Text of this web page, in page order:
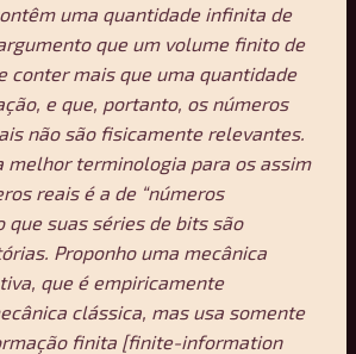
uma quantidade infinita de
que um volume finito de
conter mais que uma quantidade
e que, portanto, os números
não são fisicamente relevantes.
melhor terminologia para os assim
reais é a de “números
que suas séries de bits são
Proponho uma mecânica
que é empiricamente
clássica, mas usa somente
finita [finite-information